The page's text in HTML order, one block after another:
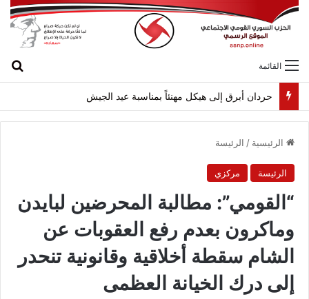
القائمة
حردان أبرق إلى هيكل مهنئاً بمناسبة عيد الجيش
الرئيسية / الرئيسة
الرئيسة مركزي
“القومي”: مطالبة المحرضين لبايدن
وماكرون بعدم رفع العقوبات عن
الشام سقطة أخلاقية وقانونية تنحدر
إلى درك الخيانة العظمى